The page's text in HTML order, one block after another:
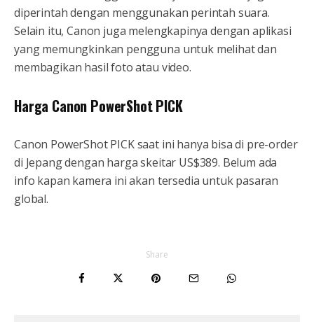
diperintah dengan menggunakan perintah suara.
Selain itu, Canon juga melengkapinya dengan aplikasi
yang memungkinkan pengguna untuk melihat dan
membagikan hasil foto atau video.
Harga Canon PowerShot PICK
Canon PowerShot PICK saat ini hanya bisa di pre-order
di Jepang dengan harga skeitar US$389. Belum ada
info kapan kamera ini akan tersedia untuk pasaran
global.
Share